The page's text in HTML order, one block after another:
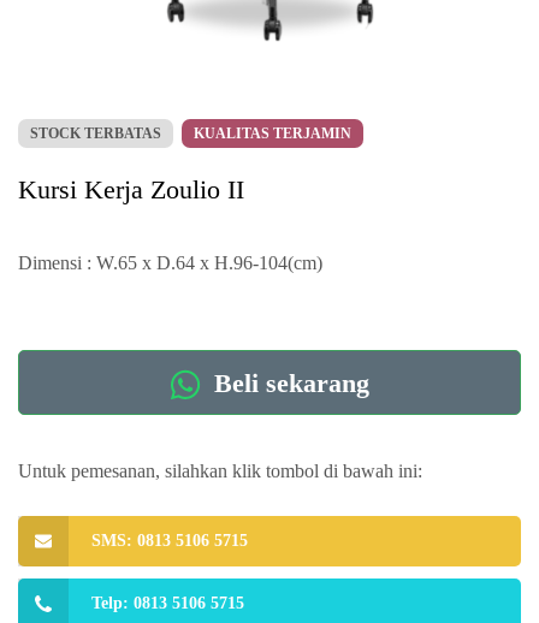
STOCK TERBATAS KUALITAS TERJAMIN
Kursi Kerja Zoulio II
Dimensi : W.65 x D.64 x H.96-104(cm)
Beli sekarang
Untuk pemesanan, silahkan klik tombol di bawah ini:
SMS: 0813 5106 5715
Telp: 0813 5106 5715